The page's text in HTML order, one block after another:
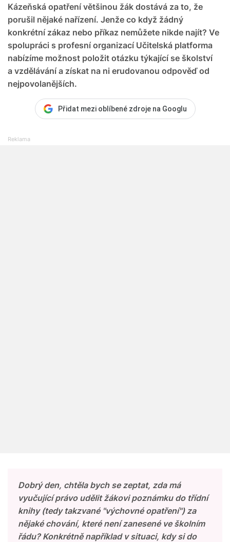
Kázeňská opatření většinou žák dostává za to, že
porušil nějaké nařízení. Jenže co když žádný
konkrétní zákaz nebo příkaz nemůžete nikde najít? Ve
spolupráci s profesní organizací Učitelská platforma
nabízíme možnost položit otázku týkající se školství
a vzdělávání a získat na ni erudovanou odpověď od
nejpovolanějších.
Přidat mezi oblíbené zdroje na Googlu
Dobrý den, chtěla bych se zeptat, zda má
vyučující právo udělit žákovi poznámku do třídní
knihy (tedy takzvané "výchovné opatření") za
nějaké chování, které není zanesené ve školním
řádu? Konkrétně například v situaci, kdy si do